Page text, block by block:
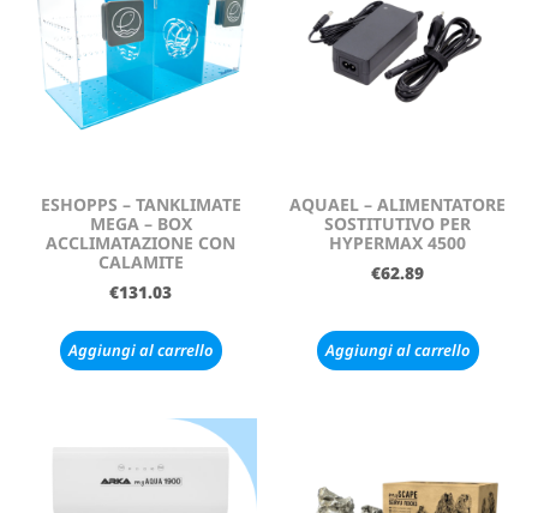
ESHOPPS – TANKLIMATE
MEGA – BOX
ACCLIMATAZIONE CON
CALAMITE
€131.03
Aggiungi al carrello
AQUAEL – ALIMENTATORE
SOSTITUTIVO PER
HYPERMAX 4500
€62.89
Aggiungi al carrello